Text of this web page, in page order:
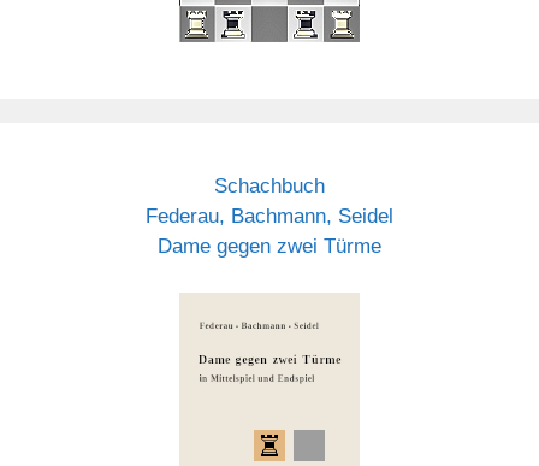
Schachbuch
Federau, Bachmann, Seidel
Dame gegen zwei Türme